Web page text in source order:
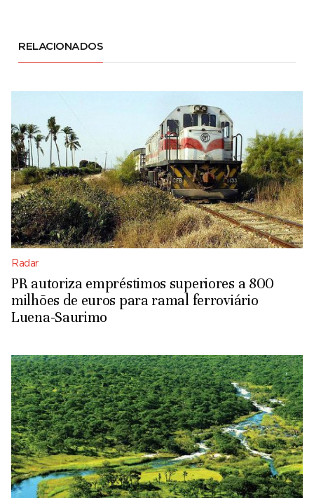
RELACIONADOS
Radar
PR autoriza empréstimos superiores a 800
milhões de euros para ramal ferroviário
Luena-Saurimo